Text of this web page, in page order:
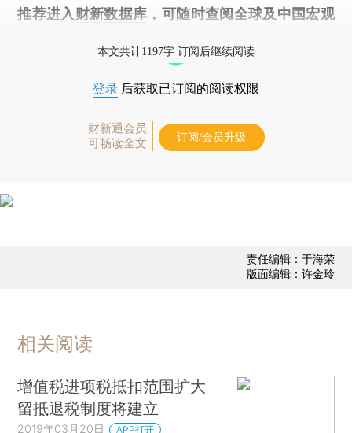
推荐进入 财新数据库 ，可随时查阅全球及中国宏观
本文共计1197字 订阅后继续阅读
登录 后获取已订阅的阅读权限
财新通会员
可畅读全文
订阅/会员升级
责任编辑：于海荣
版面编辑：许金玲
相关阅读
增值税进项税抵扣范围扩大
留抵退税制度将建立
2019年03月20日 APP打开